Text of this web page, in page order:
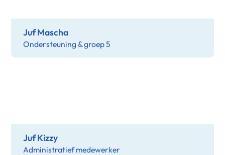
Juf Mascha
Ondersteuning & groep 5
Juf Kizzy
Administratief medewerker